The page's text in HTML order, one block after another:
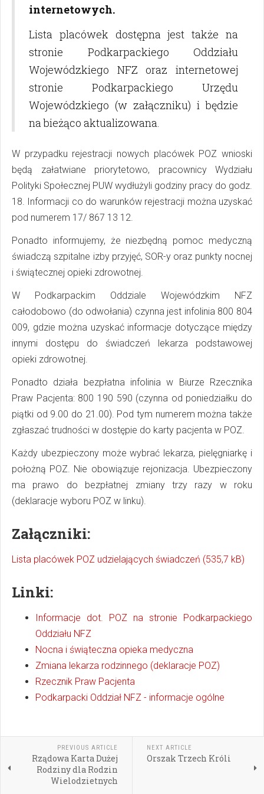
internetowych.
Lista placówek dostępna jest także na
stronie Podkarpackiego Oddziału
Wojewódzkiego NFZ oraz internetowej
stronie Podkarpackiego Urzędu
Wojewódzkiego (w załączniku) i będzie
na bieżąco aktualizowana.
W przypadku rejestracji nowych placówek POZ wnioski
będą załatwiane priorytetowo, pracownicy Wydziału
Polityki Społecznej PUW wydłużyli godziny pracy do godz.
18. Informacji co do warunków rejestracji można uzyskać
pod numerem 17/ 867 13 12.
Ponadto informujemy, że niezbędną pomoc medyczną
świadczą szpitalne izby przyjęć, SOR-y oraz punkty nocnej
i świątecznej opieki zdrowotnej.
W Podkarpackim Oddziale Wojewódzkim NFZ
całodobowo (do odwołania) czynna jest infolinia 800 804
009, gdzie można uzyskać informacje dotyczące między
innymi dostępu do świadczeń lekarza podstawowej
opieki zdrowotnej.
Ponadto działa bezpłatna infolinia w Biurze Rzecznika
Praw Pacjenta: 800 190 590 (czynna od poniedziałku do
piątki od 9.00 do 21.00). Pod tym numerem można także
zgłaszać trudności w dostępie do karty pacjenta w POZ.
Każdy ubezpieczony może wybrać lekarza, pielęgniarkę i
położną POZ. Nie obowiązuje rejonizacja. Ubezpieczony
ma prawo do bezpłatnej zmiany trzy razy w roku
(deklaracje wyboru POZ w linku).
Załączniki:
Lista placówek POZ udzielających świadczeń (535,7 kB)
Linki:
Informacje dot. POZ na stronie Podkarpackiego
Oddziału NFZ
Nocna i świąteczna opieka medyczna
Zmiana lekarza rodzinnego (deklaracje POZ)
Rzecznik Praw Pacjenta
Podkarpacki Oddział NFZ - informacje ogólne
PREVIOUS ARTICLE
Rządowa Karta Dużej
Rodziny dla Rodzin
Wielodzietnych
NEXT ARTICLE
Orszak Trzech Króli